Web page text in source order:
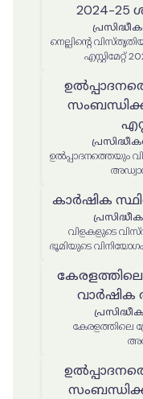
2024-
നെല്ലിൻ്റെ
എസ്റ്റിമേറ്റ്
ഉൽപ്പാദനത്തെയും
കാർഷിക
വിളകളുടെ
ഭൂമിയുടെ
കേരളത്തിലെ
വാർഷിക
കേരളത്തിലെ